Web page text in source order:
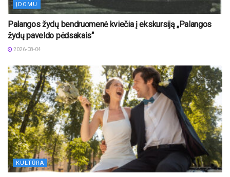
ĮDOMU
Palangos žydų bendruomenė kviečia į ekskursiją „Palangos
žydų paveldo pėdsakais“
2026-08-04
KULTŪRA